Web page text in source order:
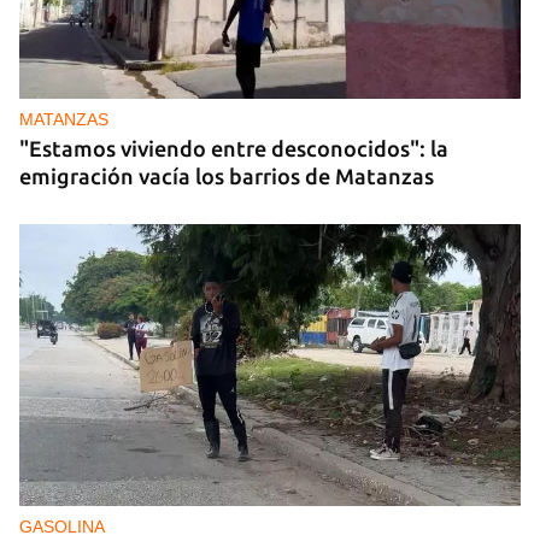
MATANZAS
"Estamos viviendo entre desconocidos": la
emigración vacía los barrios de Matanzas
GASOLINA